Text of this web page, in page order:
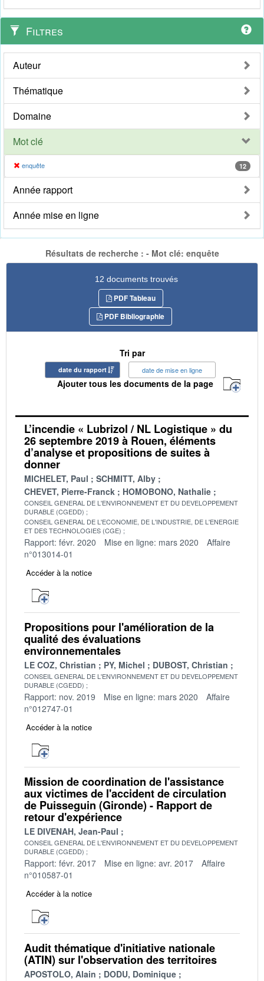
Filtres
Auteur
Thématique
Domaine
Mot clé
enquête 12
Année rapport
Année mise en ligne
Résultats de recherche : - Mot clé: enquête
12 documents trouvés
PDF Tableau
PDF Bibliographie
Tri par
date du rapport date de mise en ligne
Ajouter tous les documents de la page
L’incendie « Lubrizol / NL Logistique » du
26 septembre 2019 à Rouen, éléments
d’analyse et propositions de suites à
donner
MICHELET, Paul
SCHMITT, Alby
CHEVET, Pierre-Franck
HOMOBONO, Nathalie
CONSEIL GENERAL DE L'ENVIRONNEMENT ET DU DEVELOPPEMENT
DURABLE (CGEDD)
CONSEIL GENERAL DE L'ECONOMIE, DE L'INDUSTRIE, DE L'ENERGIE
ET DES TECHNOLOGIES (CGE)
Rapport: févr. 2020 Mise en ligne: mars 2020
Affaire
n°013014-01
Accéder à la notice
Propositions pour l'amélioration de la
qualité des évaluations
environnementales
LE COZ, Christian PY, Michel DUBOST, Christian
CONSEIL GENERAL DE L'ENVIRONNEMENT ET DU DEVELOPPEMENT
DURABLE (CGEDD)
Rapport: nov. 2019 Mise en ligne: mars 2020
Affaire
n°012747-01
Accéder à la notice
Mission de coordination de l'assistance
aux victimes de l'accident de circulation
de Puisseguin (Gironde) - Rapport de
retour d'expérience
LE DIVENAH, Jean-Paul
CONSEIL GENERAL DE L'ENVIRONNEMENT ET DU DEVELOPPEMENT
DURABLE (CGEDD)
Rapport: févr. 2017 Mise en ligne: avr. 2017
Affaire
n°010587-01
Accéder à la notice
Audit thématique d'initiative nationale
(ATIN) sur l'observation des territoires
APOSTOLO, Alain DODU, Dominique